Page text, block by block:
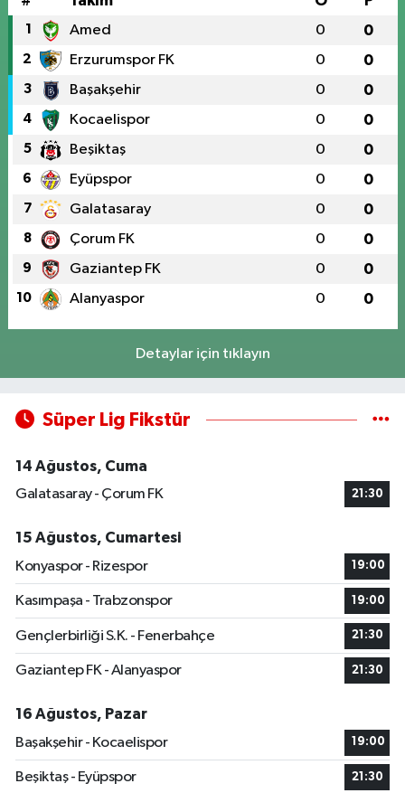
1 Amed 0 0
2 Erzurumspor FK 0 0
3 Başakşehir 0 0
4 Kocaelispor 0 0
5 Beşiktaş 0 0
6 Eyüpspor 0 0
7 Galatasaray 0 0
8 Çorum FK 0 0
9 Gaziantep FK 0 0
10 Alanyaspor 0 0
Detaylar için tıklayın
Süper Lig Fikstür
14 Ağustos, Cuma
Galatasaray - Çorum FK
21:30
15 Ağustos, Cumartesi
Konyaspor - Rizespor
19:00
Kasımpaşa - Trabzonspor 19:00
Gençlerbirliği S.K. - Fenerbahçe 21:30
Gaziantep FK - Alanyaspor 21:30
16 Ağustos, Pazar
Başakşehir - Kocaelispor
19:00
Beşiktaş - Eyüpspor 21:30